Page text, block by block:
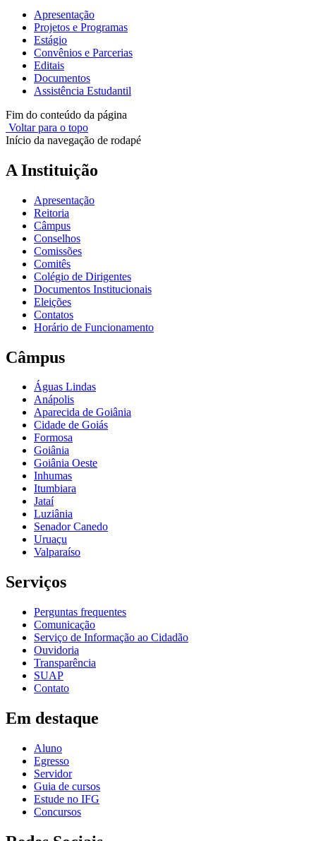
Apresentação
Projetos e Programas
Estágio
Convênios e Parcerias
Editais
Documentos
Assistência Estudantil
Fim do conteúdo da página
Voltar para o topo
Início da navegação de rodapé
A Instituição
Apresentação
Reitoria
Câmpus
Conselhos
Comissões
Comitês
Colégio de Dirigentes
Documentos Institucionais
Eleições
Contatos
Horário de Funcionamento
Câmpus
Águas Lindas
Anápolis
Aparecida de Goiânia
Cidade de Goiás
Formosa
Goiânia
Goiânia Oeste
Inhumas
Itumbiara
Jataí
Luziânia
Senador Canedo
Uruaçu
Valparaíso
Serviços
Perguntas frequentes
Comunicação
Serviço de Informação ao Cidadão
Ouvidoria
Transparência
SUAP
Contato
Em destaque
Aluno
Egresso
Servidor
Guia de cursos
Estude no IFG
Concursos